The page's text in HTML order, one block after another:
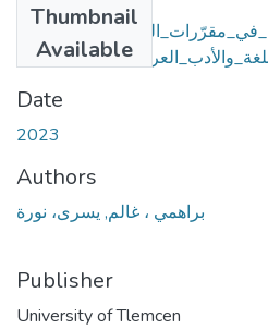
Thumbnail
Available
Date
2023
Authors
براهمي ، غالم, يسرى، نورة
Publisher
University of Tlemcen